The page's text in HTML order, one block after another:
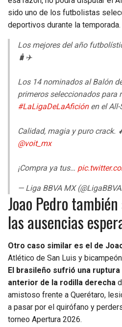
sido uno de los futbolistas
deportivos durante la temporada.
Los mejores del año
🧳✈️
Los 14 nominados al Balón
primeros seleccionados para
#LaLigaDeLaAficiónen el All-
Calidad, magia y puro crack.
@voit_mx
¡Compra ya tus…
— Liga BBVA MX
Joao Pedro
las ausencias
Otro caso similar es el de
Atlético de San Luis y
El brasileño sufrió una
anterior de la rodilla derecha
amistoso frente a Querétaro,
a pasar por el quirófano y
torneo Apertura 2026.